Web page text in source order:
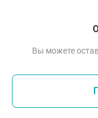
Вы можете